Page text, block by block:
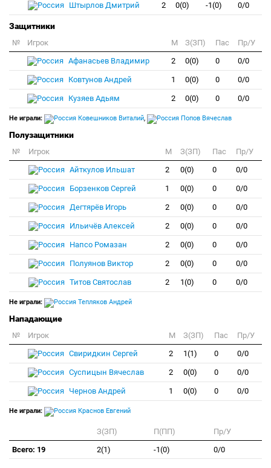
Штырлов Дмитрий 2 0(0) -1(0) 0/0
Защитники
№ Игрок M З(ЗП) Пас
Пр/У
Афанасьев Владимир
2 0(0) 0 0/0
Ковтунов Андрей 1 0(0) 0 0/0
Кузяев Адьям 2 0(0) 0 0/0
Не играли: Ковешников Виталий, Попов Вячеслав
Полузащитники
№ Игрок M З(ЗП) Пас
Пр/У
Айткулов Ильшат
2 0(0) 0 0/0
Борзенков Сергей 1 0(0) 0 0/0
Дегтярёв Игорь 2 0(0) 0 0/0
Ильичёв Алексей 2 0(0) 0 0/0
Напсо Ромазан 2 0(0) 0 0/0
Полуянов Виктор 2 0(0) 0 0/0
Титов Святослав 2 1(0) 0 0/0
Не играли: Тепляков Андрей
Нападающие
№ Игрок M З(ЗП) Пас
Пр/У
Свиридкин Сергей
2 1(1) 0 0/0
Суспицын Вячеслав 2 0(0) 0 0/0
Чернов Андрей 1 0(0) 0 0/0
Не играли: Краснов Евгений
З(ЗП) П(ПП)
Пр/У
Всего: 19
2(1) -1(0) 0/0